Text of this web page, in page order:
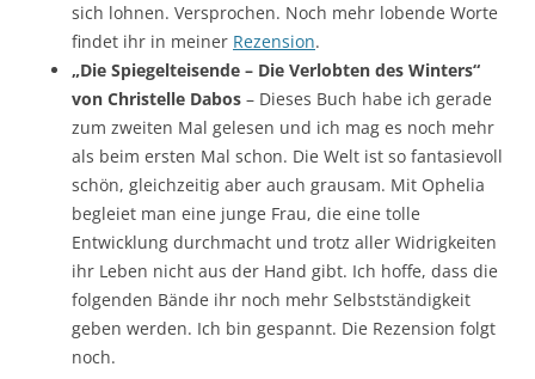
sich lohnen. Versprochen. Noch mehr lobende Worte
findet ihr in meiner Rezension.
„Die Spiegelteisende – Die Verlobten des Winters“
von Christelle Dabos – Dieses Buch habe ich gerade
zum zweiten Mal gelesen und ich mag es noch mehr
als beim ersten Mal schon. Die Welt ist so fantasievoll
schön, gleichzeitig aber auch grausam. Mit Ophelia
begleiet man eine junge Frau, die eine tolle
Entwicklung durchmacht und trotz aller Widrigkeiten
ihr Leben nicht aus der Hand gibt. Ich hoffe, dass die
folgenden Bände ihr noch mehr Selbstständigkeit
geben werden. Ich bin gespannt. Die Rezension folgt
noch.